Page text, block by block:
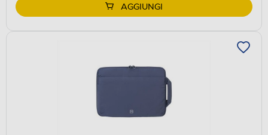
AGGIUNGI